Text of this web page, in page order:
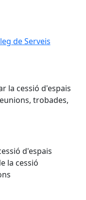
de Serveis
la cessió d'espais
trobades,
d'espais
la cessió